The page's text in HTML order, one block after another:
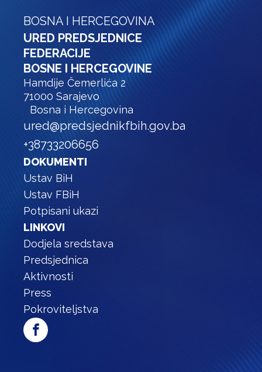
BOSNA I HERCEGOVINA
URED PREDSJEDNICE
FEDERACIJE
BOSNE I HERCEGOVINE
Hamdije Čemerlića 2
71000 Sarajevo
Bosna i Hercegovina
ured@predsjednikfbih.gov.ba
+38733206656
DOKUMENTI
Ustav BiH
Ustav FBiH
Potpisani ukazi
LINKOVI
Dodjela sredstava
Predsjednica
Aktivnosti
Press
Pokroviteljstva